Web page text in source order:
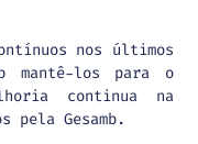
nos últimos
mantê-los para o
continua na
pela Gesamb.